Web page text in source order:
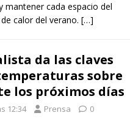
mantener cada espacio del
calor del verano. […]
da las claves
sobre
los próximos días
12:34 Prensa 0